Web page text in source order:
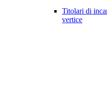
Titolari di
vertice